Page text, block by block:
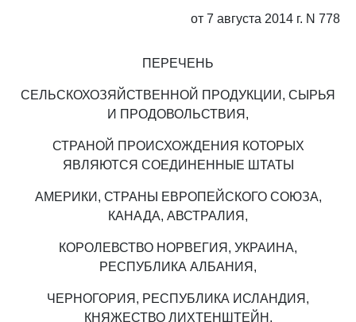
от 7 августа 2014 г. N 778
ПЕРЕЧЕНЬ
СЕЛЬСКОХОЗЯЙСТВЕННОЙ ПРОДУКЦИИ, СЫРЬЯ
И ПРОДОВОЛЬСТВИЯ,
СТРАНОЙ ПРОИСХОЖДЕНИЯ КОТОРЫХ
ЯВЛЯЮТСЯ СОЕДИНЕННЫЕ ШТАТЫ
АМЕРИКИ, СТРАНЫ ЕВРОПЕЙСКОГО СОЮЗА,
КАНАДА, АВСТРАЛИЯ,
КОРОЛЕВСТВО НОРВЕГИЯ, УКРАИНА,
РЕСПУБЛИКА АЛБАНИЯ,
ЧЕРНОГОРИЯ, РЕСПУБЛИКА ИСЛАНДИЯ,
КНЯЖЕСТВО ЛИХТЕНШТЕЙН,